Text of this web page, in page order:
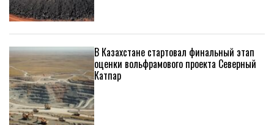
В Казахстане стартовал финальный этап
оценки вольфрамового проекта Северный
Катпар